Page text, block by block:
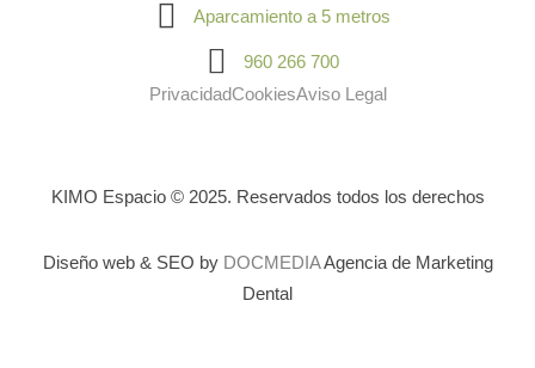
Aparcamiento a 5 metros
960 266 700
PrivacidadCookiesAviso Legal
KIMO Espacio © 2025. Reservados todos los derechos
Diseño web & SEO by DOCMEDIAAgencia de Marketing
Dental